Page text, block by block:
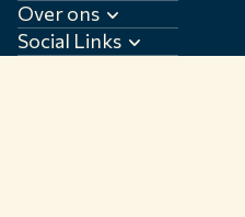
Over ons
Social Links